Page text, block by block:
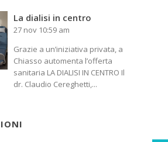
La dialisi in centro
27 nov 10:59 am
Grazie a un’iniziativa privata, a
Chiasso automenta l’offerta
sanitaria LA DIALISI IN CENTRO Il
dr. Claudio Cereghetti,...